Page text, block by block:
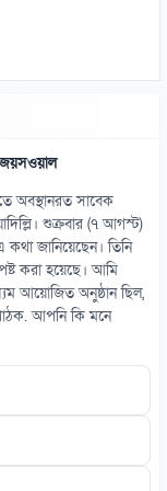
অবস্থানরত সাবেক
শুক্রবার (৭ আগস্ট)
কথা জানিয়েছেন। তিনি
করা হয়েছে। আমি
আয়োজিত অনুষ্ঠান ছিল,
আপনি কি মনে